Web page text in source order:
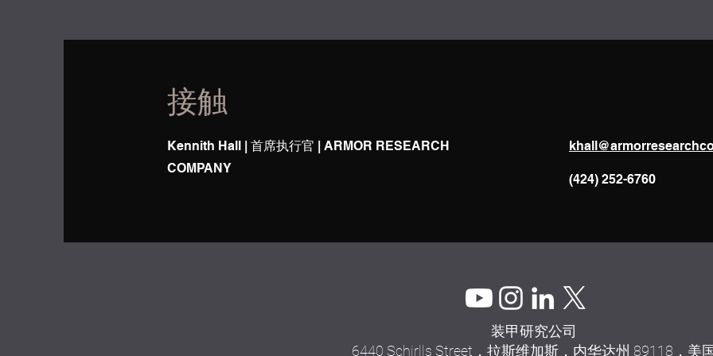
接触
Kennith Hall | 首席执行官 | ARMOR RESEARCH
COMPANY
(424) 252-6760
装甲研究公司
6440 Schirlls Street，拉斯维加斯，内华达州 89118，美国